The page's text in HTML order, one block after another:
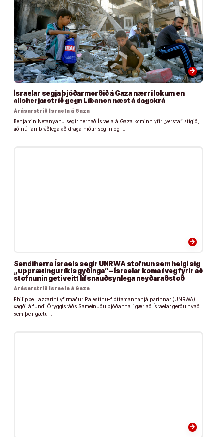
arrow_forward
Ísraelar segja þjóðarmorðið á Gaza nærri lokum en
allsherjarstríð gegn Líbanon næst á dagskrá
Árásarstríð Ísraela á Gaza
Benjamin Netanyahu segir hernað Ísraela á Gaza kominn yfir „versta“ stigið,
að nú fari bráðlega að draga niður seglin og …
arrow_forward
Sendiherra Ísraels segir UNRWA stofnun sem helgi sig
„upprætingu ríkis gyðinga“ – Ísraelar koma í veg fyrir að
stofnunin geti veitt lífsnauðsynlega neyðaraðstoð
Árásarstríð Ísraela á Gaza
Philippe Lazzarini yfirmaður Palestínu-flóttamannahjálparinnar (UNRWA)
sagði á fundi Öryggisráðs Sameinuðu þjóðanna í gær að Ísraelar gerðu hvað
sem þeir gætu …
arrow_forward